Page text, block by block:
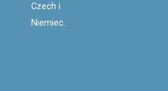
Czech i
Niemiec.